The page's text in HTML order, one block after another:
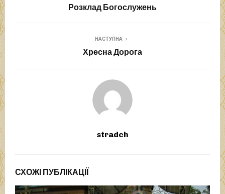
Розклад Богослужень
НАСТУПНА
Хресна Дорога
stradch
СХОЖІ ПУБЛІКАЦІЇ